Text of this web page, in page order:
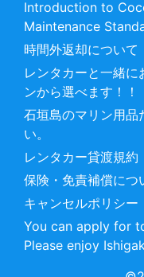
Introduction to
Maintenance
時間外返却について
レンタカーと一緒
ンから選べます！！
石垣島のマリン用品
い。
レンタカー貸渡規約
保険・免責補償につ
キャンセルポリシー
You can apply for
Please enjoy